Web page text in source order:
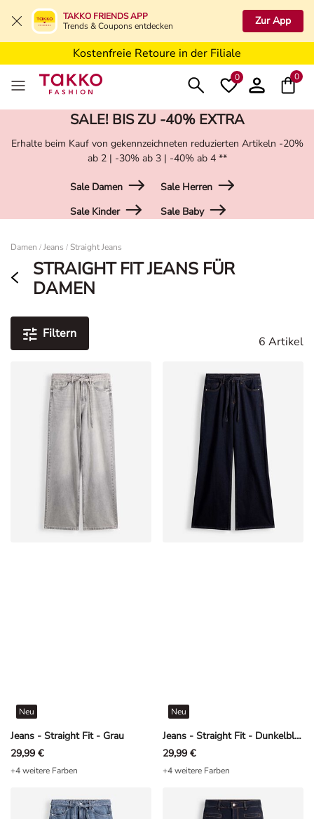
TAKKO FRIENDS APP
Trends & Coupons entdecken
Zur App
Kostenfreie Lieferung ab 19,99€ in Deine Filiale
Kostenfreie Retoure in der Filiale
5€ Gutschein nach Registrierung*
0 0
SALE! BIS ZU -40% EXTRA
Erhalte beim Kauf von gekennzeichneten reduzierten Artikeln -20%
ab 2 | -30% ab 3 | -40% ab 4 **
Sale Damen
Sale Herren
Sale Kinder
Sale Baby
Damen / Jeans / Straight Jeans
STRAIGHT FIT JEANS FÜR
DAMEN
Filtern
6 Artikel
Jeans - Straight Fit - Grau
Neu
29,99 €
+4 weitere Farben
Jeans - Straight Fit - Dunkelblau
Neu
29,99 €
+4 weitere Farben